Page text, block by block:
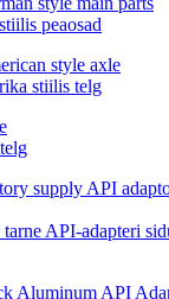
peaosad
stiilis telg
API-adapteri